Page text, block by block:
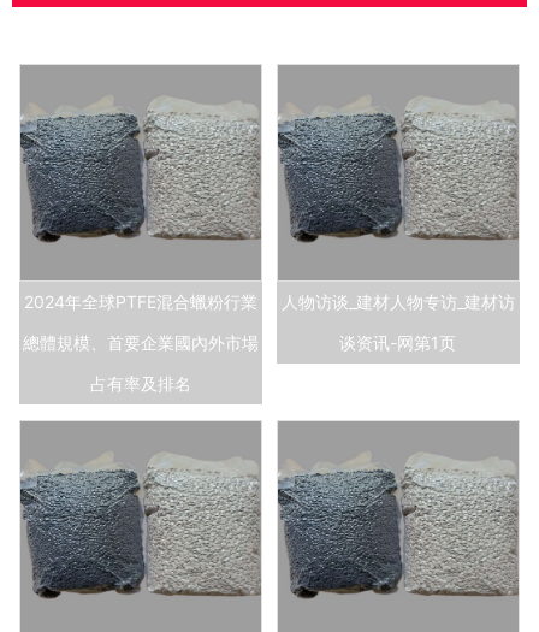
2024年全球PTFE混合蠟粉行業
總體規模、首要企業國內外市場
占有率及排名
人物访谈_建材人物专访_建材访
谈资讯-网第1页